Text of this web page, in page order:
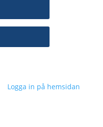
Logga in på hemsidan